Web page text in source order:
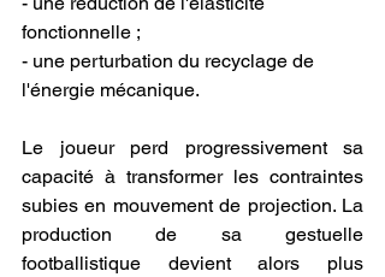
fonctionnelle ;
- une perturbation du recyclage de
l'énergie mécanique.
Le joueur perd progressivement sa
capacité à transformer les contraintes
subies en mouvement de projection. La
production de sa gestuelle
footballistique devient alors plus